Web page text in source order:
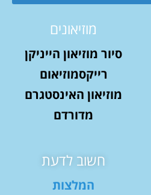
מוזיאונים
סיור מוזיאון הייניקן
רייקסמוזיאום
מוזיאון האינסטגרם
מדורדם
חשוב לדעת
המלצות